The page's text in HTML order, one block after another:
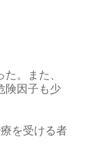
。また、
険因子も少
を受ける者